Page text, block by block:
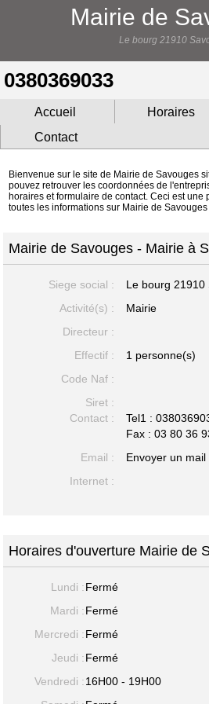
Mairie de
Le bourg 21910
0380369033
Accueil Horaires
Contact
Bienvenue sur le site de Mairie de Savouges
pouvez retrouver les coordonnées de
horaires et formulaire de contact. Ceci est une
toutes les informations sur Mairie de
Mairie de Savouges - Mairie à
Siege social : Le bourg 21910
Activité(s) :
Mairie
Directeur :
Effectif :
1 personne(s)
Code Naf :
Siret :
Contact :
Tel1 :
Fax : 03 80 36
Email :
Envoyer un mail
Internet :
Horaires d'ouverture Mairie de
Lundi :Fermé
Mardi :Fermé
Mercredi :Fermé
Jeudi :Fermé
Vendredi :16H00 - 19H00